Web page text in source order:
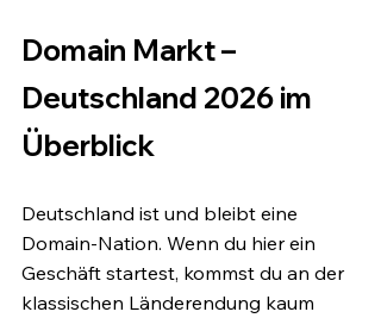
Domain Markt –
Deutschland 2026 im
Überblick
Deutschland ist und bleibt eine
Domain-Nation. Wenn du hier ein
Geschäft startest, kommst du an der
klassischen Länderendung kaum